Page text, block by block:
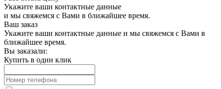
Укажите ваши контактные данные
и мы свяжемся с Вами в ближайшее время.
Ваш заказ
Укажите ваши контактные данные и мы свяжемся с Вами в
ближайшее время.
Вы заказали:
Купить в один клик